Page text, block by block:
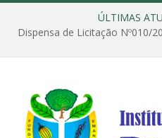
ÚLTIMAS